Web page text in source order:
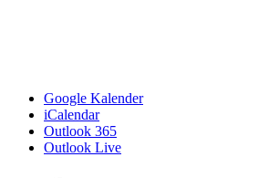
Google Kalender
iCalendar
Outlook 365
Outlook Live